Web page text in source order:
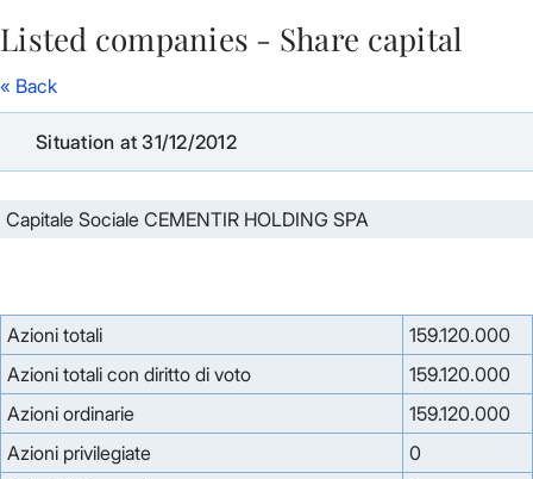
Skip to Main Content
Listed companies - Share capital
« Back
Situation at 31/12/2012
Capitale Sociale CEMENTIR HOLDING SPA
Azioni totali
159.120.000
Azioni totali con diritto di voto
159.120.000
Azioni ordinarie
159.120.000
Azioni privilegiate
0